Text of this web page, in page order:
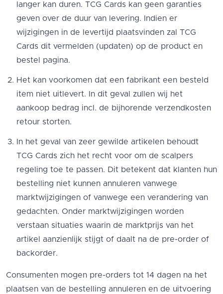
langer kan duren. TCG Cards kan geen garanties
geven over de duur van levering. Indien er
wijzigingen in de levertijd plaatsvinden zal TCG
Cards dit vermelden (updaten) op de product en
bestel pagina.
Het kan voorkomen dat een fabrikant een besteld
item niet uitlevert. In dit geval zullen wij het
aankoop bedrag incl. de bijhorende verzendkosten
retour storten.
In het geval van zeer gewilde artikelen behoudt
TCG Cards zich het recht voor om de scalpers
regeling toe te passen. Dit betekent dat klanten hun
bestelling niet kunnen annuleren vanwege
marktwijzigingen of vanwege een verandering van
gedachten. Onder marktwijzigingen worden
verstaan situaties waarin de marktprijs van het
artikel aanzienlijk stijgt of daalt na de pre-order of
backorder.
Consumenten mogen pre-orders tot 14 dagen na het
plaatsen van de bestelling annuleren en de uitvoering